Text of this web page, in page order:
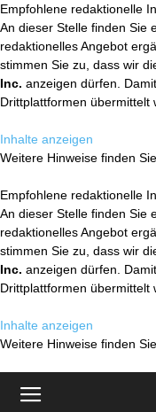
Empfohlene redaktionelle
An dieser Stelle finden Sie
redaktionelles Angebot
stimmen Sie zu, dass wir
Inc. anzeigen dürfen.
Drittplattformen übermittelt
Inhalte anzeigen
Weitere Hinweise finden
Empfohlene redaktionelle
An dieser Stelle finden Sie
redaktionelles Angebot
stimmen Sie zu, dass wir
Inc. anzeigen dürfen.
Drittplattformen übermittelt
Inhalte anzeigen
Weitere Hinweise finden